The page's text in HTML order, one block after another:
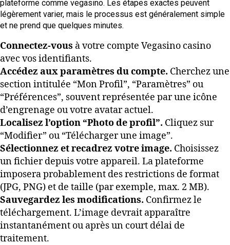
plateforme comme vegasino. Les étapes exactes peuvent
légèrement varier, mais le processus est généralement simple
et ne prend que quelques minutes.
Connectez-vous à votre compte Vegasino casino
avec vos identifiants.
Accédez aux paramètres du compte. Cherchez une
section intitulée “Mon Profil”, “Paramètres” ou
“Préférences”, souvent représentée par une icône
d’engrenage ou votre avatar actuel.
Localisez l’option “Photo de profil”. Cliquez sur
“Modifier” ou “Télécharger une image”.
Sélectionnez et recadrez votre image. Choisissez
un fichier depuis votre appareil. La plateforme
imposera probablement des restrictions de format
(JPG, PNG) et de taille (par exemple, max. 2 MB).
Sauvegardez les modifications. Confirmez le
téléchargement. L’image devrait apparaître
instantanément ou après un court délai de
traitement.